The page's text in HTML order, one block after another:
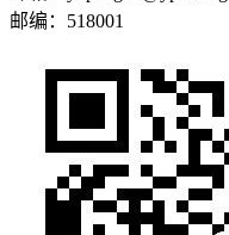
邮编：518001